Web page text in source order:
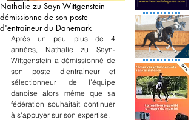
Nathalie zu Sayn-Wittgenstein
démissionne de son poste
d'entraineur du Danemark
Après un peu plus de 4
années, Nathalie zu Sayn-
Wittgenstein a démissionné de
son poste d'entraineur et
sélectionneur de l’équipe
danoise alors même que sa
fédération souhaitait continuer
à s'appuyer sur son expertise.